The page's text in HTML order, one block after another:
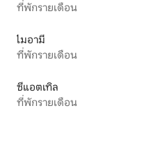
ที่พักรายเดือน
ไมอามี
ที่พักรายเดือน
ซีแอตเทิล
ที่พักรายเดือน